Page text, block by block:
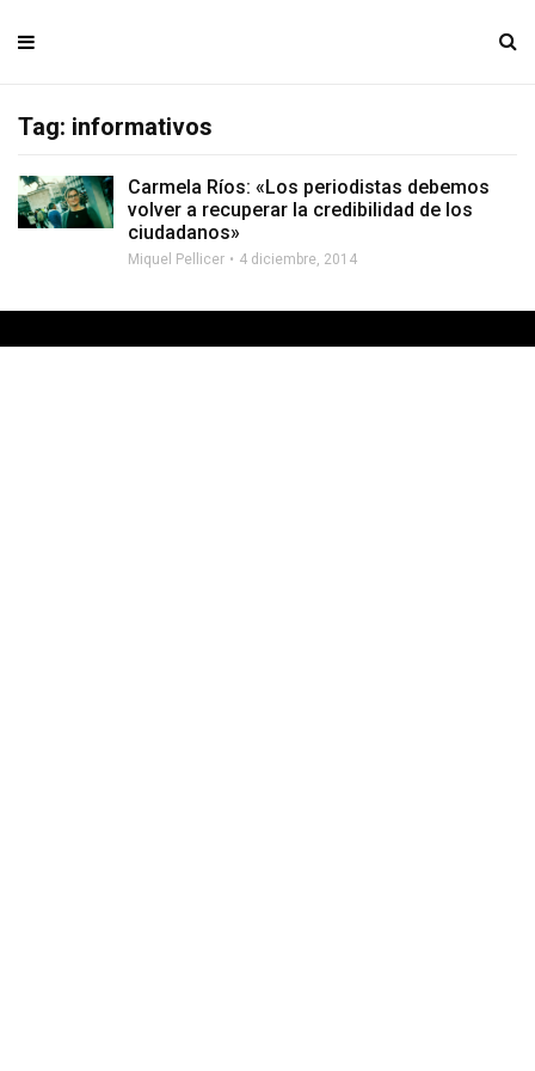
Tag: informativos
Carmela Ríos: «Los periodistas debemos
volver a recuperar la credibilidad de los
ciudadanos»
Miquel Pellicer 4 diciembre, 2014